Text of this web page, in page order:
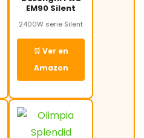
EM90 Silent
2400W serie Silent
🛒 Ver en
Amazon